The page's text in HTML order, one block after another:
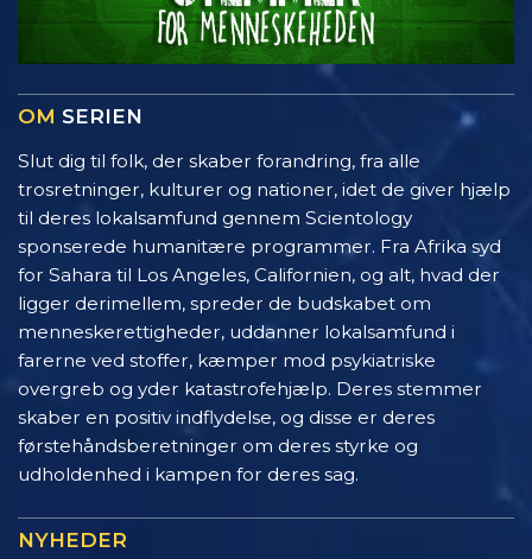
OM SERIEN
Slut dig til folk, der skaber forandring, fra alle
trosretninger, kulturer og nationer, idet de giver hjælp
til deres lokalsamfund gennem Scientology
sponserede humanitære programmer. Fra Afrika syd
for Sahara til Los Angeles, Californien, og alt, hvad der
ligger derimellem, spreder de budskabet om
menneskerettigheder, uddanner lokalsamfund i
farerne ved stoffer, kæmper mod psykiatriske
overgreb og yder katastrofehjælp. Deres stemmer
skaber en positiv indflydelse, og disse er deres
førstehåndsberetninger om deres styrke og
udholdenhed i kampen for deres sag.
NYHEDER